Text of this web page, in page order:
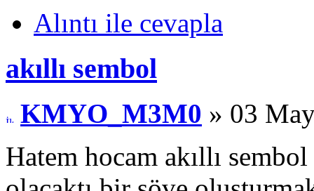
Alıntı ile cevapla
akıllı sembol
KMYO_M3M0 » 03
Hatem hocam akıllı